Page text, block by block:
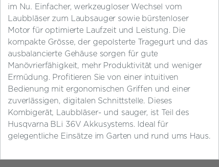
im Nu. Einfacher, werkzeugloser Wechsel vom
Laubbläser zum Laubsauger sowie bürstenloser
Motor für optimierte Laufzeit und Leistung. Die
kompakte Grösse, der gepolsterte Tragegurt und das
ausbalancierte Gehäuse sorgen für gute
Manövrierfähigkeit, mehr Produktivität und weniger
Ermüdung. Profitieren Sie von einer intuitiven
Bedienung mit ergonomischen Griffen und einer
zuverlässigen, digitalen Schnittstelle. Dieses
Kombigerät, Laubbläser- und sauger, ist Teil des
Husqvarna BLi 36V Akkusystems. Ideal für
gelegentliche Einsätze im Garten und rund ums Haus.